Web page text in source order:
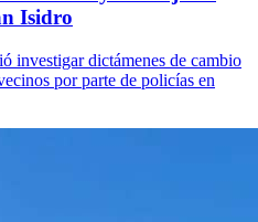
Isidro
investigar dictámenes de cambio
por parte de policías en